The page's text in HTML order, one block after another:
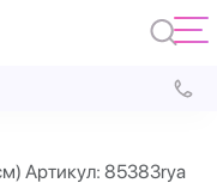
Артикул: 85383rya